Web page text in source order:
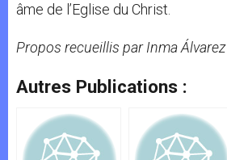
âme de l’Eglise du Christ.
Propos recueillis par Inma Álvarez
Autres Publications :